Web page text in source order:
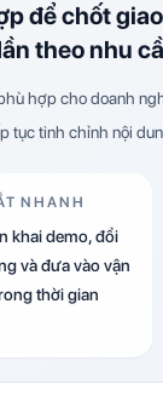
để chốt
theo nhu
hợp cho doanh
tục tinh chỉnh nội
NHANH
khai demo, đổi
và đưa vào vận
thời gian